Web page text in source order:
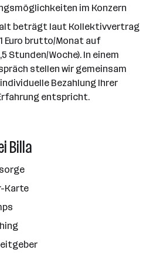
im Konzern
beträgt laut Kollektivvertrag
Euro brutto/Monat auf
Stunden/Woche). In einem
stellen wir gemeinsam
Bezahlung Ihrer
entspricht.
Billa
Karte